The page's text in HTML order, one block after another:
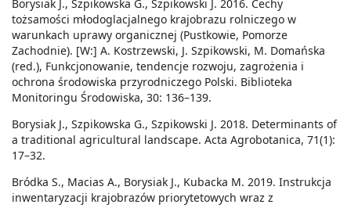
Borysiak J., Szpikowska G., Szpikowski J. 2016. Cechy
tożsamości młodoglacjalnego krajobrazu rolniczego w
warunkach uprawy organicznej (Pustkowie, Pomorze
Zachodnie). [W:] A. Kostrzewski, J. Szpikowski, M. Domańska
(red.), Funkcjonowanie, tendencje rozwoju, zagrożenia i
ochrona środowiska przyrodniczego Polski. Biblioteka
Monitoringu Środowiska, 30: 136–139.
Borysiak J., Szpikowska G., Szpikowski J. 2018. Determinants of
a traditional agricultural landscape. Acta Agrobotanica, 71(1):
17–32.
Bródka S., Macias A., Borysiak J., Kubacka M. 2019. Instrukcja
inwentaryzacji krajobrazów priorytetowych wraz z